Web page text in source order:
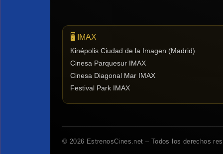
🖥️ IMAX
Kinépolis Ciudad de la Imagen (Madrid)
Cinesa Parquesur IMAX
Cinesa Diagonal Mar IMAX
Festival Park IMAX
© 2026 EstrenosCines.net – Todos los derechos